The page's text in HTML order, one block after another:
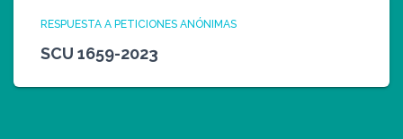
RESPUESTA A PETICIONES ANÓNIMAS
SCU 1659-2023